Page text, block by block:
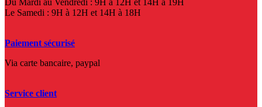
Du Mardi au Vendredi : 9H à 12H et 14H à 19H
Le Samedi : 9H à 12H et 14H à 18H
Paiement sécurisé
Via carte bancaire, paypal
Service client